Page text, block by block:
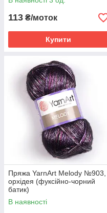
113 ₴/моток
Купити
Пряжа YarnArt Melody №903,
орхідея (фуксійно-чорний
батик)
В наявності